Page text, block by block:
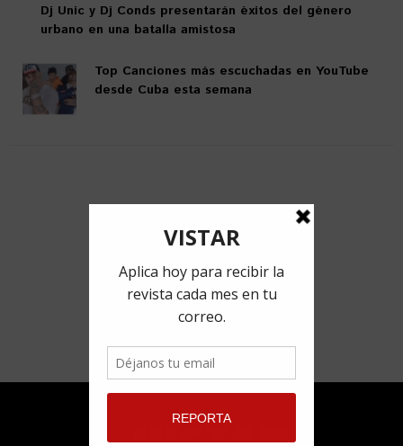
Dj Unic y Dj Conds presentarán éxitos del género
urbano en una batalla amistosa
Top Canciones más escuchadas en YouTube
desde Cuba esta semana